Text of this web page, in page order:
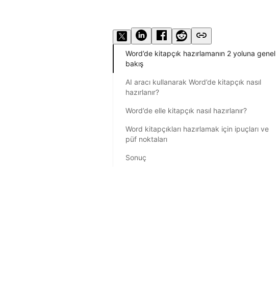
Word’de kitapçık hazırlamanın 2 yoluna genel
bakış
AI aracı kullanarak Word’de kitapçık nasıl
hazırlanır?
Word’de elle kitapçık nasıl hazırlanır?
Word kitapçıkları hazırlamak için ipuçları ve
püf noktaları
Sonuç